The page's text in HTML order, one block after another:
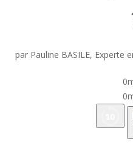
par Pauline BASILE, Experte